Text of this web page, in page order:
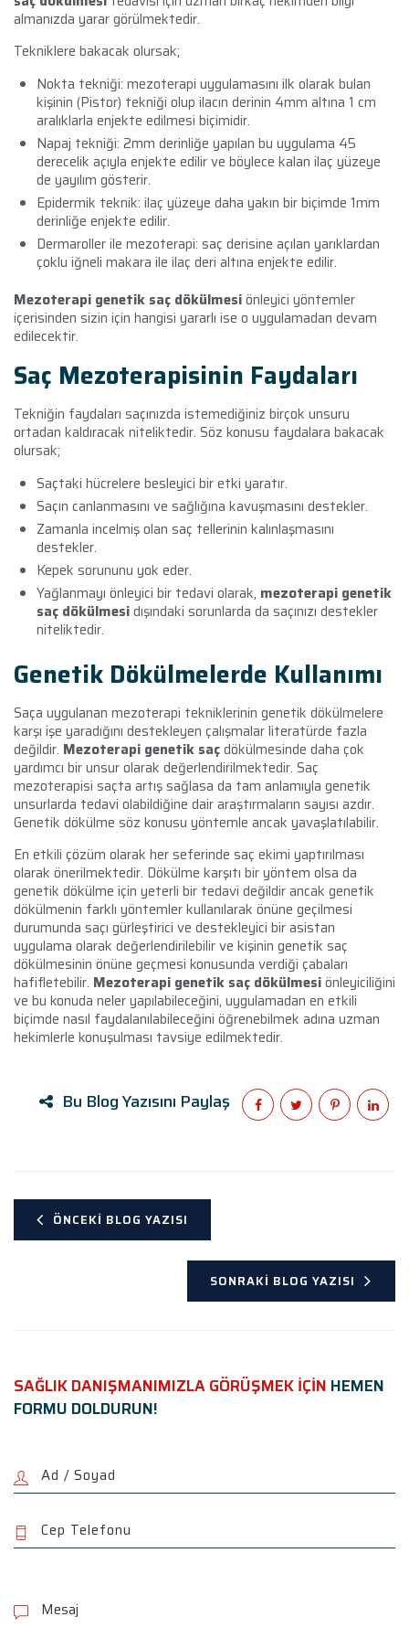
almanızda yarar görülmektedir.
Tekniklere bakacak olursak;
Nokta tekniği: mezoterapi uygulamasını ilk olarak bulan
kişinin (Pistor) tekniği olup ilacın derinin 4mm altına 1 cm
aralıklarla enjekte edilmesi biçimidir.
Napaj tekniği: 2mm derinliğe yapılan bu uygulama 45
derecelik açıyla enjekte edilir ve böylece kalan ilaç yüzeye
de yayılım gösterir.
Epidermik teknik: ilaç yüzeye daha yakın bir biçimde 1mm
derinliğe enjekte edilir.
Dermaroller ile mezoterapi: saç derisine açılan yarıklardan
çoklu iğneli makara ile ilaç deri altına enjekte edilir.
Mezoterapi genetik saç dökülmesiönleyici yöntemler
içerisinden sizin için hangisi yararlı ise o uygulamadan devam
edilecektir.
Saç Mezoterapisinin Faydaları
Tekniğin faydaları saçınızda istemediğiniz birçok unsuru
ortadan kaldıracak niteliktedir. Söz konusu faydalara bakacak
olursak;
Saçtaki hücrelere besleyici bir etki yaratır.
Saçın canlanmasını ve sağlığına kavuşmasını destekler.
Zamanla incelmiş olan saç tellerinin kalınlaşmasını
destekler.
Kepek sorununu yok eder.
Yağlanmayı önleyici bir tedavi olarak, mezoterapi genetik
saç dökülmesidışındaki sorunlarda da saçınızı destekler
niteliktedir.
Genetik Dökülmelerde Kullanımı
Saça uygulanan mezoterapi tekniklerinin genetik dökülmelere
karşı işe yaradığını destekleyen çalışmalar literatürde fazla
değildir. Mezoterapi genetik saçdökülmesinde daha çok
yardımcı bir unsur olarak değerlendirilmektedir. Saç
mezoterapisi saçta artış sağlasa da tam anlamıyla genetik
unsurlarda tedavi olabildiğine dair araştırmaların sayısı azdır.
Genetik dökülme söz konusu yöntemle ancak yavaşlatılabilir.
En etkili çözüm olarak her seferinde saç ekimi yaptırılması
olarak önerilmektedir. Dökülme karşıtı bir yöntem olsa da
genetik dökülme için yeterli bir tedavi değildir ancak genetik
dökülmenin farklı yöntemler kullanılarak önüne geçilmesi
durumunda saçı gürleştirici ve destekleyici bir asistan
uygulama olarak değerlendirilebilir ve kişinin genetik saç
dökülmesinin önüne geçmesi konusunda verdiği çabaları
hafifletebilir. Mezoterapi genetik saç dökülmesiönleyiciliğini
ve bu konuda neler yapılabileceğini, uygulamadan en etkili
biçimde nasıl faydalanılabileceğini öğrenebilmek adına uzman
hekimlerle konuşulması tavsiye edilmektedir.
Bu Blog Yazısını Paylaş
ÖNCEKI BLOG YAZISI
SONRAKI BLOG YAZISI
SAĞLIK DANIŞMANIMIZLA GÖRÜŞMEK İÇİN HEMEN
FORMU DOLDURUN!
l
e